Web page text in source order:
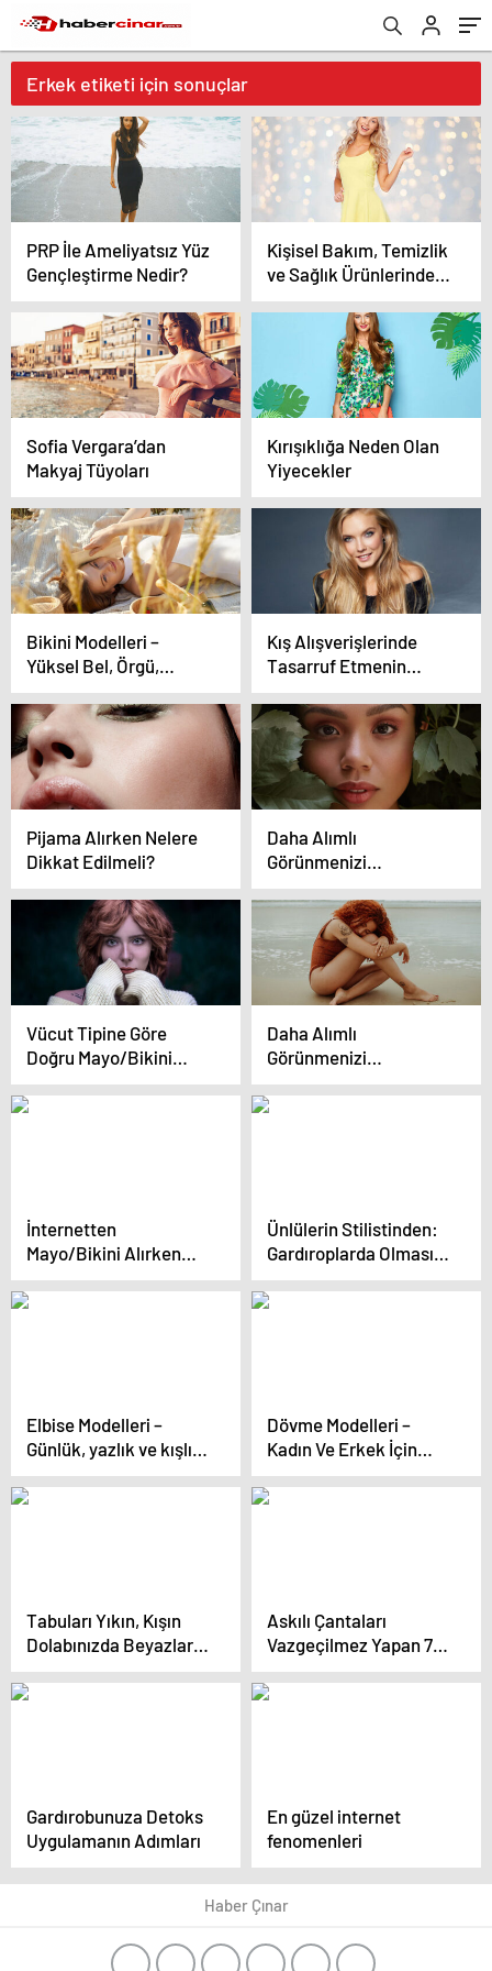
Erkek etiketi için sonuçlar
PRP İle Ameliyatsız Yüz
Gençleştirme Nedir?
Kişisel Bakım, Temizlik
ve Sağlık Ürünlerinde
%40’a Varan İndirim
Sofia Vergara’dan
Makyaj Tüyoları
Kırışıklığa Neden Olan
Yiyecekler
Bikini Modelleri –
Yüksel Bel, Örgü,
Şortlu Bikini Ve Mayo
Modelleri
Kış Alışverişlerinde
Tasarruf Etmenin
Yolları
Pijama Alırken Nelere
Dikkat Edilmeli?
Daha Alımlı
Görünmenizi
Sağlayacak 6 Stil
Düzenlemesi
Vücut Tipine Göre
Doğru Mayo/Bikini
Seçimi
Daha Alımlı
Görünmenizi
Sağlayacak 6 Stil
Düzenlemesi
İnternetten
Mayo/Bikini Alırken
Nelere Dikkat Etmeli?
Ünlülerin Stilistinden:
Gardıroplarda Olması
Gereken 5 Parça
Elbise Modelleri –
Günlük, yazlık ve kışlık
olan uzun ve kısa
elbise modelleri
Dövme Modelleri –
Kadın Ve Erkek İçin
Kolay, Küçük, Gül Ve
Yazı Dövme Modelleri
Tabuları Yıkın, Kışın
Dolabınızda Beyazlara
Yer Açın!
Askılı Çantaları
Vazgeçilmez Yapan 7
Özellik
Gardırobunuza Detoks
Uygulamanın Adımları
En güzel internet
fenomenleri
Haber Çınar